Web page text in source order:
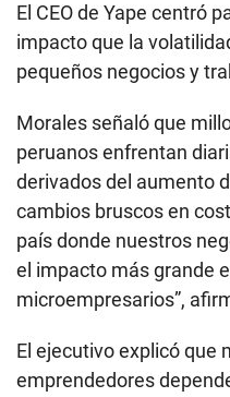
El CEO de Yape centró
impacto que la
pequeños negocios y
Morales señaló que
peruanos enfrentan
derivados del aumento
cambios bruscos en
país donde nuestros
el impacto más grande
microempresarios”,
El ejecutivo explicó que
emprendedores